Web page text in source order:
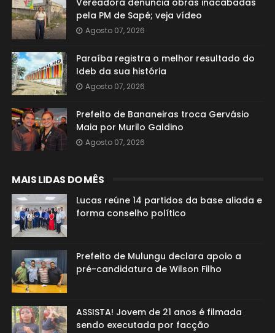
Vereadora denuncia obras inacabadas
pela PM de Sapé; veja vídeo
Agosto 07, 2026
Paraíba registra o melhor resultado do
Ideb da sua história
Agosto 07, 2026
Prefeito de Bananeiras troca Gervásio
Maia por Murilo Galdino
Agosto 07, 2026
MAIS LIDAS DO MÊS
Lucas reúne 14 partidos da base aliada e
forma conselho político
Prefeito de Mulungu declara apoio a
pré-candidatura de Wilson Filho
ASSISTA! Jovem de 21 anos é filmada
sendo executada por facção